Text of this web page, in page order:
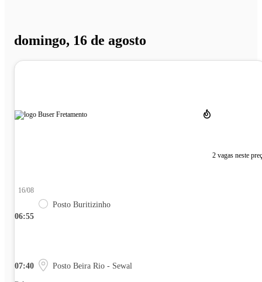
domingo, 16 de agosto
2 vagas neste
06:55
16/08
Posto Buritizinho
07:40 Posto Beira Rio - Sewal